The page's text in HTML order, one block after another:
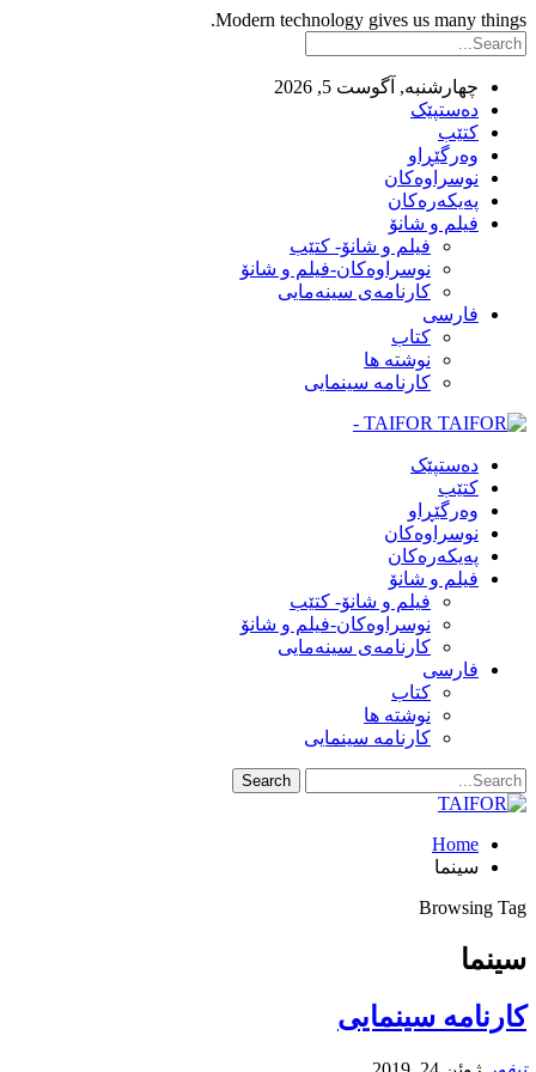
Modern technology gives us many things.
چهارشنبه, آگوست 5, 2026
ده‌ستپێک
کتێب
وەرگێڕاو
نوسراوه‌کان
په‌یکه‌ره‌کان
فیلم و شانۆ
فیلم و شانۆ- کتێب
نوسراوه‌کان-فیلم و شانۆ
کارنامه‌ی سینه‌مایی
فارسی
کتاب
نوشته ها
کارنامه سینمایی
TAIFOR -
ده‌ستپێک
کتێب
وەرگێڕاو
نوسراوه‌کان
په‌یکه‌ره‌کان
فیلم و شانۆ
فیلم و شانۆ- کتێب
نوسراوه‌کان-فیلم و شانۆ
کارنامه‌ی سینه‌مایی
فارسی
کتاب
نوشته ها
کارنامه سینمایی
Home
سینما
Browsing Tag
سینما
کارنامه سینمایی